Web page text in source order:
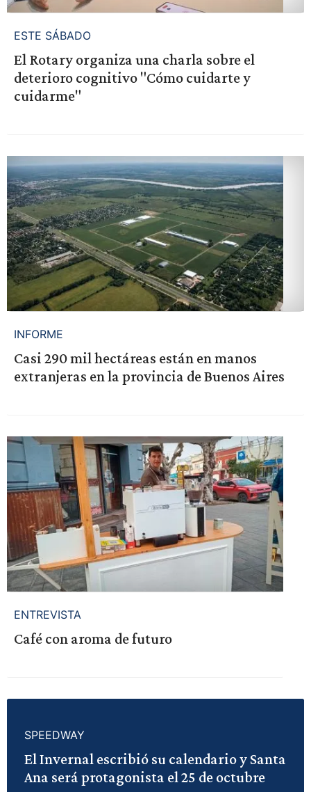
ESTE SÁBADO
El Rotary organiza una charla sobre el
deterioro cognitivo "Cómo cuidarte y
cuidarme"
INFORME
Casi 290 mil hectáreas están en manos
extranjeras en la provincia de Buenos Aires
ENTREVISTA
Café con aroma de futuro
SPEEDWAY
El Invernal escribió su calendario y Santa
Ana será protagonista el 25 de octubre